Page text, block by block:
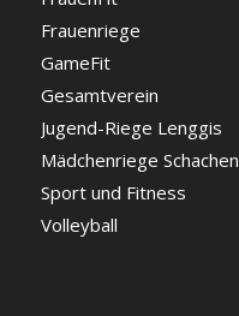
Frauenriege
GameFit
Gesamtverein
Jugend-Riege Lenggis
Mädchenriege Schachen
Sport und Fitness
Volleyball